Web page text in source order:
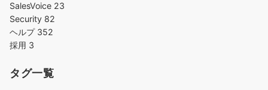
SalesVoice 23
Security 82
ヘルプ 352
採用 3
タグ一覧